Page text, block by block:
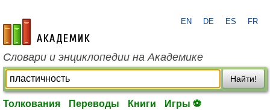
academic.ru
EN DE ES FR
Словари и энциклопедии на Академике
Найти!
Толкования Переводы Книги Игры ⚽